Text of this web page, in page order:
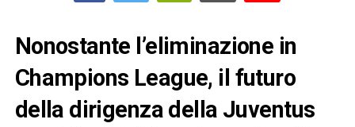
Nonostante l’eliminazione in
Champions League, il futuro
della dirigenza della Juventus